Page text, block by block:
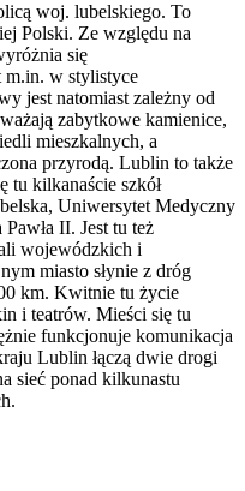
woj. lubelskiego. To
Polski. Ze względu na
się
m.in. w stylistyce
jest natomiast zależny od
zabytkowe kamienice,
mieszkalnych, a
przyrodą. Lublin to także
tu kilkanaście szkół
Uniwersytet Medyczny
II. Jest tu też
wojewódzkich i
miasto słynie z dróg
km. Kwitnie tu życie
i teatrów. Mieści się tu
funkcjonuje komunikacja
Lublin łączą dwie drogi
sieć ponad kilkunastu